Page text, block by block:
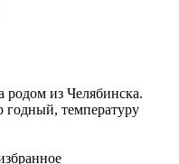
родом из Челябинска.
температуру